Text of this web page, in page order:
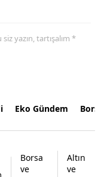
yazın, tartışalım *
Eko Gündem
Borsa
ve
Altın
ve